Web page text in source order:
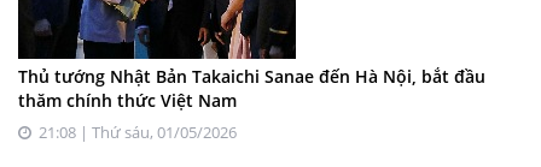
Thủ tướng Nhật Bản Takaichi Sanae đến Hà Nội, bắt đầu
thăm chính thức Việt Nam
21:08 | Thứ sáu, 01/05/2026